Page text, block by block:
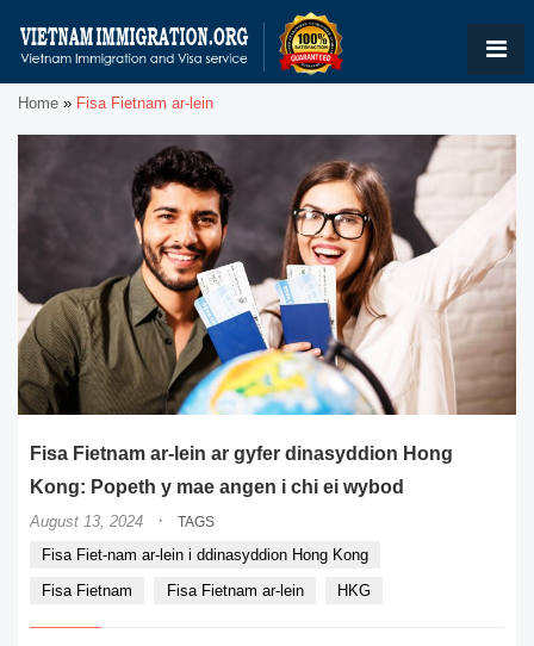
Home » Fisa Fietnam ar-lein
Fisa Fietnam ar-lein ar gyfer dinasyddion Hong
Kong: Popeth y mae angen i chi ei wybod
August 13, 2024 · TAGS
Fisa Fiet-nam ar-lein i ddinasyddion Hong Kong
Fisa Fietnam
Fisa Fietnam ar-lein HKG